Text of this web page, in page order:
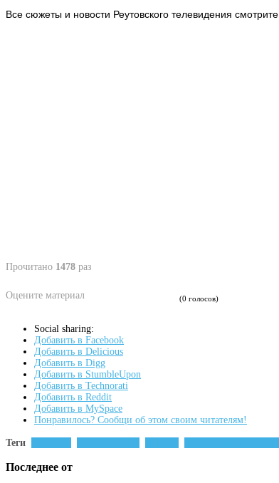
Все сюжеты и новости Реутовского телевидения смотрите
Прочитано 1478 раз
Оцените материал (0 голосов)
Social sharing:
Добавить в Facebook
Добавить в Delicious
Добавить в Digg
Добавить в StumbleUpon
Добавить в Technorati
Добавить в Reddit
Добавить в MySpace
Понравилось? Сообщи об этом своим читателям!
Теги
Последнее от